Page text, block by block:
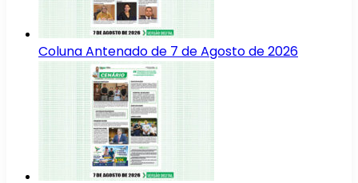
Coluna Antenado de 7 de Agosto de 2026